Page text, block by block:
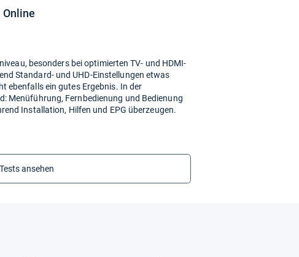
besonders bei optimierten TV- und HDMI-
Standard- und UHD-Einstellungen etwas
ebenfalls ein gutes Ergebnis. In der
Menüführung, Fernbedienung und Bedienung
Installation, Hilfen und EPG überzeugen.
ansehen